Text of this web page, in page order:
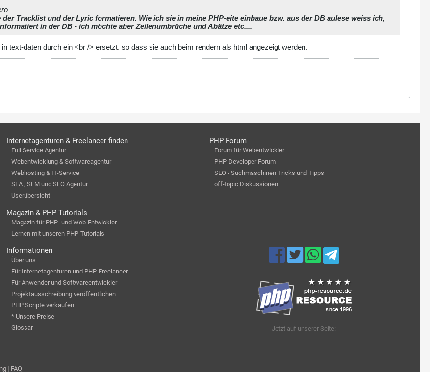
Tracklist und der Lyric formatieren. Wie ich sie in meine PHP-eite einbaue bzw. aus der DB aulese weiss ich,
in der DB - ich möchte aber Zeilenumbrüche und Abätze etc....
text-daten durch ein <br /> ersetzt, so dass sie auch beim rendern als html angezeigt werden.
Internetagenturen & Freelancer finden
Full Service Agentur
Webentwicklung & Softwareagentur
Webhosting & IT-Service
SEA , SEM und SEO Agentur
Userübersicht
Magazin & PHP Tutorials
Magazin für PHP- und Web-Entwickler
Lernen mit unseren PHP-Tutorials
PHP Forum
Forum für Webentwickler
PHP-Developer Forum
SEO - Suchmaschinen Tricks und Tipps
off-topic Diskussionen
Informationen
Über uns
Für Internetagenturen und PHP-Freelancer
Für Anwender und Softwareentwickler
Projektausschreibung veröffentlichen
PHP Scripte verkaufen
* Unsere Preise
Glossar
Jetzt auf unserer Seite:
| FAQ